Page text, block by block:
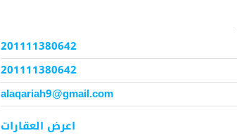
201111380642
201111380642
alaqariah9@gmail.com
اعرض العقارات